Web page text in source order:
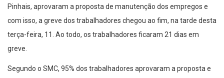
Pinhais, aprovaram a proposta de manutenção dos empregos e
com isso, a greve dos trabalhadores chegou ao fim, na tarde desta
terça-feira, 11. Ao todo, os trabalhadores ficaram 21 dias em
greve.
Segundo o SMC, 95% dos trabalhadores aprovaram a proposta e